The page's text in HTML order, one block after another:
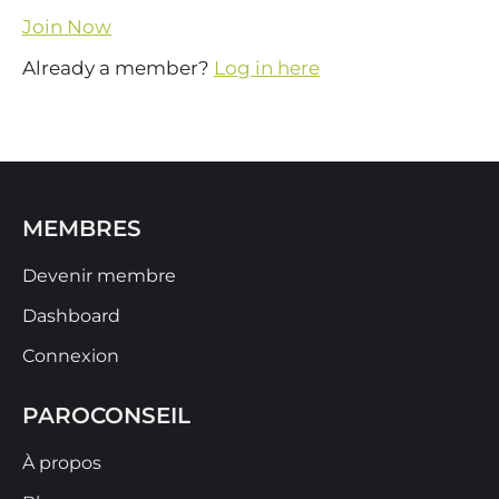
Join Now
Already a member? Log in here
MEMBRES
Devenir membre
Dashboard
Connexion
PAROCONSEIL
À propos